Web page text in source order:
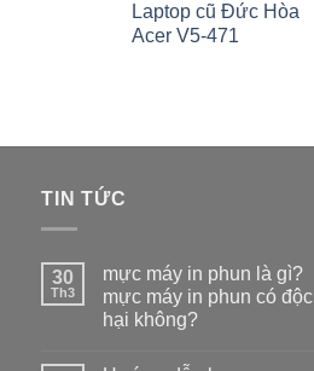
Laptop cũ Đức Hòa
Acer V5-471
TIN TỨC
30
Th3
mực máy in phun là gì?
mực máy in phun có độc
hại không?